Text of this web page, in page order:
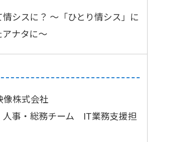
情シスに？ ～「ひとり情シス」に
ナタに～
像株式会社
事・総務チーム IT業務支援担